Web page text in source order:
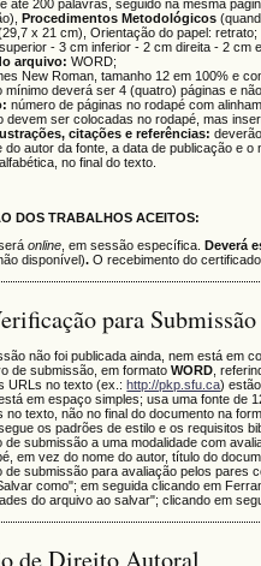
até 200 palavras, seguido na mesma
Procedimentos Metodológicos
x 21 cm), Orientação do papel: retrato;
superior - 3 cm inferior - 2 cm direita - 2 cm
arquivo: WORD;
New Roman, tamanho 12 em 100% e
mínimo deverá ser 4 (quatro) páginas e
número de páginas no rodapé com
devem ser colocadas no rodapé, mas
citações e referências:
do autor da fonte, a data de publicação e
no final do texto.
DOS TRABALHOS ACEITOS:
online , em sessão específica. Deverá
disponível).O recebimento do
para Submissão
não foi publicada ainda, nem está em
de submissão, em formato WORD ,
URLs no texto (ex.:http://pkp.sfu.ca)
em espaço simples; usa uma fonte de
no texto, não no final do documento na
os padrões de estilo e os requisitos
de submissão a uma modalidade com
em vez do nome do autor, título do
de submissão para avaliação pelos pares
como"; em seguida clicando em
do arquivo ao salvar"; clicando em
de Direito Autoral